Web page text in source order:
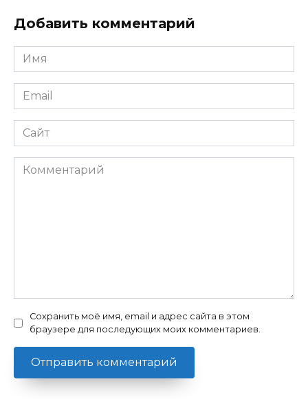
Добавить комментарий
Имя
*
Email
*
Сайт
Комментарий
Сохранить моё имя, email и адрес сайта в этом
браузере для последующих моих комментариев.